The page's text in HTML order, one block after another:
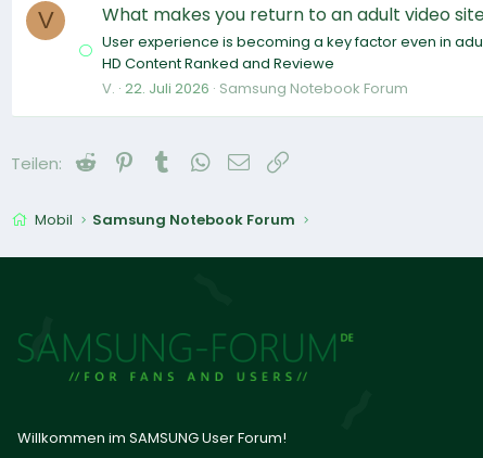
V What makes you return to an adult video
User experience is becoming a key factor even in
HD Content Ranked and Reviewe
V. 22. Juli 2026 Samsung Notebook Forum
Teilen: Reddit PinterestTumblrWhatsApp
E-Mail
Mobil Samsung Notebook Forum
Willkommen im SAMSUNG User Forum!